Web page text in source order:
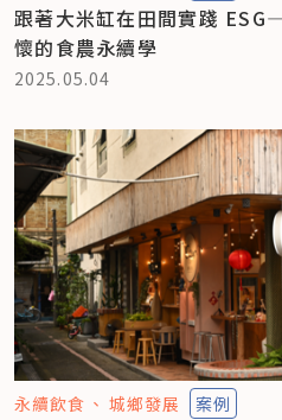
跟著大米缸在田間實踐
懷的食農永續學
2025.05.04
永續飲食 城鄉發展 案例